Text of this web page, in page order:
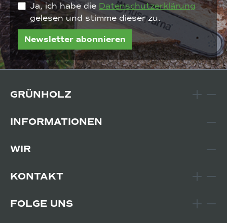
Ja, ich habe die Datenschutzerklärung
gelesen und stimme dieser zu.
Newsletter abonnieren
GRÜNHOLZ
INFORMATIONEN
WIR
KONTAKT
FOLGE UNS